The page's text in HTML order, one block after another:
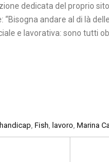
dedicata del proprio
andare al di là
e lavorativa: sono tutti
Fish lavoro Marina